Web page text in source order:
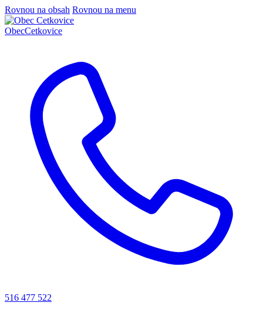
Rovnou na obsah Rovnou na menu
ObecCetkovice
516 477 522